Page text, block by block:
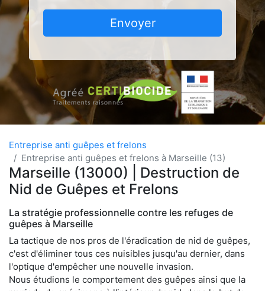
Envoyer
Entreprise anti guêpes et frelons
Entreprise anti guêpes et frelons à Marseille (13)
Marseille (13000) | Destruction de
Nid de Guêpes et Frelons
La stratégie professionnelle contre les refuges de
guêpes à Marseille
La tactique de nos pros de l'éradication de nid de guêpes,
c'est d'éliminer tous ces nuisibles jusqu'au dernier, dans
l'optique d'empêcher une nouvelle invasion.
Nous étudions le comportement des guêpes ainsi que la